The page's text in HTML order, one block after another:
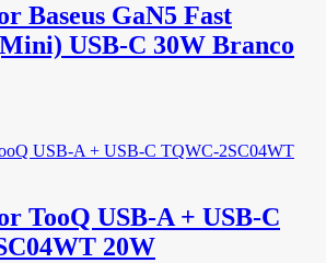
Baseus GaN5 Fast
USB-C 30W Branco
TooQ USB-A + USB-C
20W